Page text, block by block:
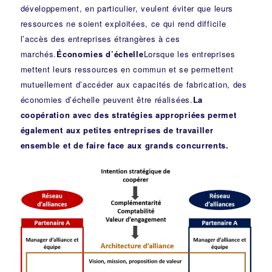
développement, en particulier, veulent éviter que leurs
ressources ne soient exploitées, ce qui rend difficile
l’accès des entreprises étrangères à ces
marchés.Économies d’échelleLorsque les entreprises
mettent leurs ressources en commun et se permettent
mutuellement d’accéder aux capacités de fabrication, des
économies d’échelle peuvent être réalisées.La
coopération avec des stratégies appropriées permet
également aux petites entreprises de travailler
ensemble et de faire face aux grands concurrents.